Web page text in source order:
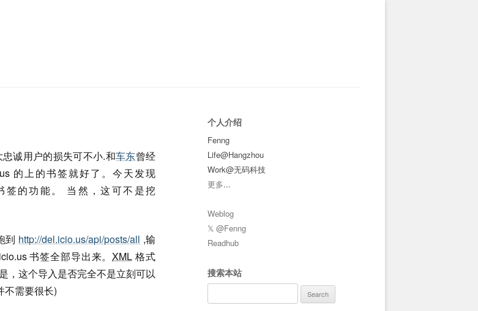
诚用户的损失可不小.和车东曾经
的上的书签就好了。今天发现
签的功能。 当然，这可不是挖
到 http://del.icio.us/api/posts/all ,输
书签全部导出来。XML 格式
，这个导入是否完全不是立刻可以
不需要很长)
个人介绍
Fenng
Life@Hangzhou
Work@无码科技
更多...
Weblog
𝕏 @Fenng
Readhub
搜索本站
for: